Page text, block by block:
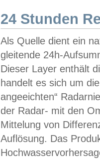
24 Stunden
Als Quelle dient ein
gleitende 24h-
Dieser Layer enthält
handelt es sich um
angeeichten“
der Radar- mit den
Mittelung von
Auflösung. Das